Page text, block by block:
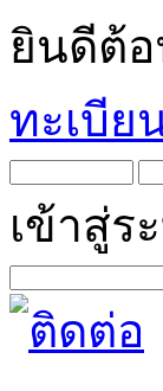
ยินดีต้
ทะเบีย
เข้าสู่ร